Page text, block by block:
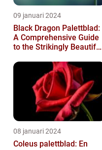
09 januari 2024
Black Dragon Palettblad:
A Comprehensive Guide
to the Strikingly Beautiful
08 januari 2024
Coleus palettblad: En